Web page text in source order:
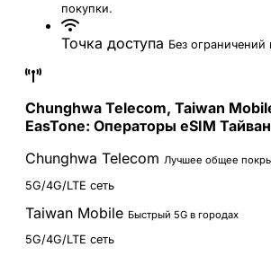
покупки.
Точка доступа Без ограничений
Chunghwa Telecom, Taiwan
EasTone: Операторы eSIM
Chunghwa Telecom Лучшее общее
5G/4G/LTE сеть
Taiwan Mobile Быстрый 5G в городах
5G/4G/LTE сеть